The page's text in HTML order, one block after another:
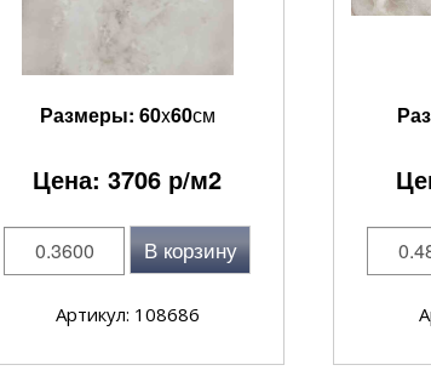
Размеры: 60x60см
Цена: 3706 р/м2
В корзину
Артикул: 108686